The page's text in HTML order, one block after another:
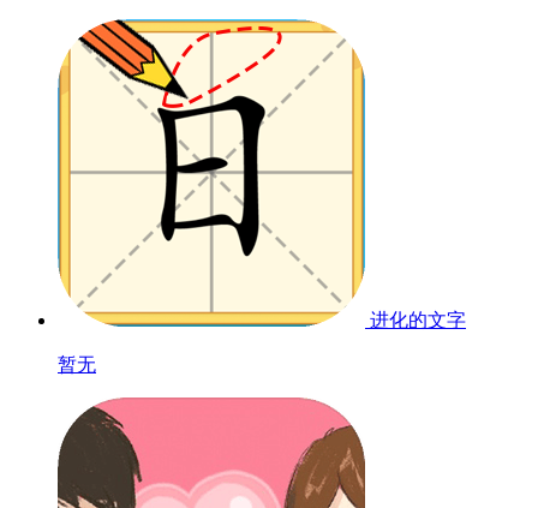
进化的文字
暂无